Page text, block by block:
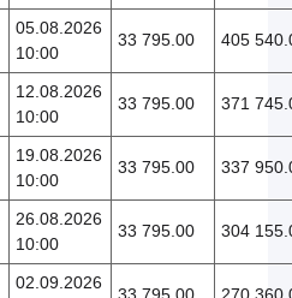
05.08.2026
10:00
33 795.00 405
12.08.2026
10:00
33 795.00 371
19.08.2026
10:00
33 795.00 337
26.08.2026
10:00
33 795.00 304
02.09.2026
33 795.00 270